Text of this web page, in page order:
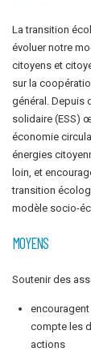
La transition
évoluer notre
citoyens et
sur la
général. Depuis
solidaire (ESS)
économie
énergies
loin, et
transition
modèle socio-
MOYENS
Soutenir des
encouragent
compte les
actions